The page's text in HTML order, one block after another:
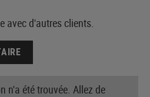
avec d'autres clients.
n'a été trouvée. Allez de